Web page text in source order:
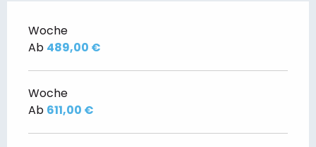
Woche
Ab 489,00 €
Woche
Ab 611,00 €